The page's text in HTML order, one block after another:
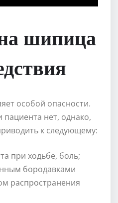
шипица
особой опасности.
нет, однако,
к следующему:
при ходьбе, боль;
бородавками
распространения